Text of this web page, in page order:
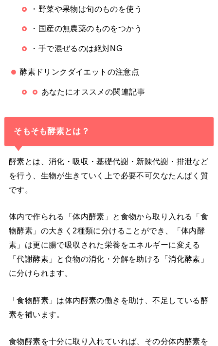
・野菜や果物は旬のものを使う
・国産の無農薬のものをつかう
・手で混ぜるのは絶対NG
酵素ドリンクダイエットの注意点
あなたにオススメの関連記事
そもそも酵素とは？
酵素とは、消化・吸収・基礎代謝・新陳代謝・排泄など
を行う、生物が生きていく上で必要不可欠なたんぱく質
です。
体内で作られる「体内酵素」と食物から取り入れる「食
物酵素」の大きく2種類に分けることができ、「体内酵
素」は更に腸で吸収された栄養をエネルギーに変える
「代謝酵素」と食物の消化・分解を助ける「消化酵素」
に分けられます。
「食物酵素」は体内酵素の働きを助け、不足している酵
素を補います。
食物酵素を十分に取り入れていれば、その分体内酵素を